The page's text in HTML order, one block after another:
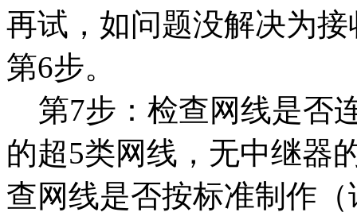
再试，如问题没解决为
第6步。
第7步：检查网线是否
的超5类网线，无中继器
查网线是否按标准制作